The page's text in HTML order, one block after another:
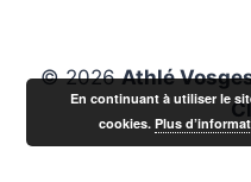
© 2026Athlé
En continuant à utiliser le
cookies.Plus